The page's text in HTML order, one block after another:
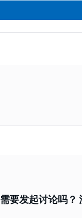
需要发起讨论吗？